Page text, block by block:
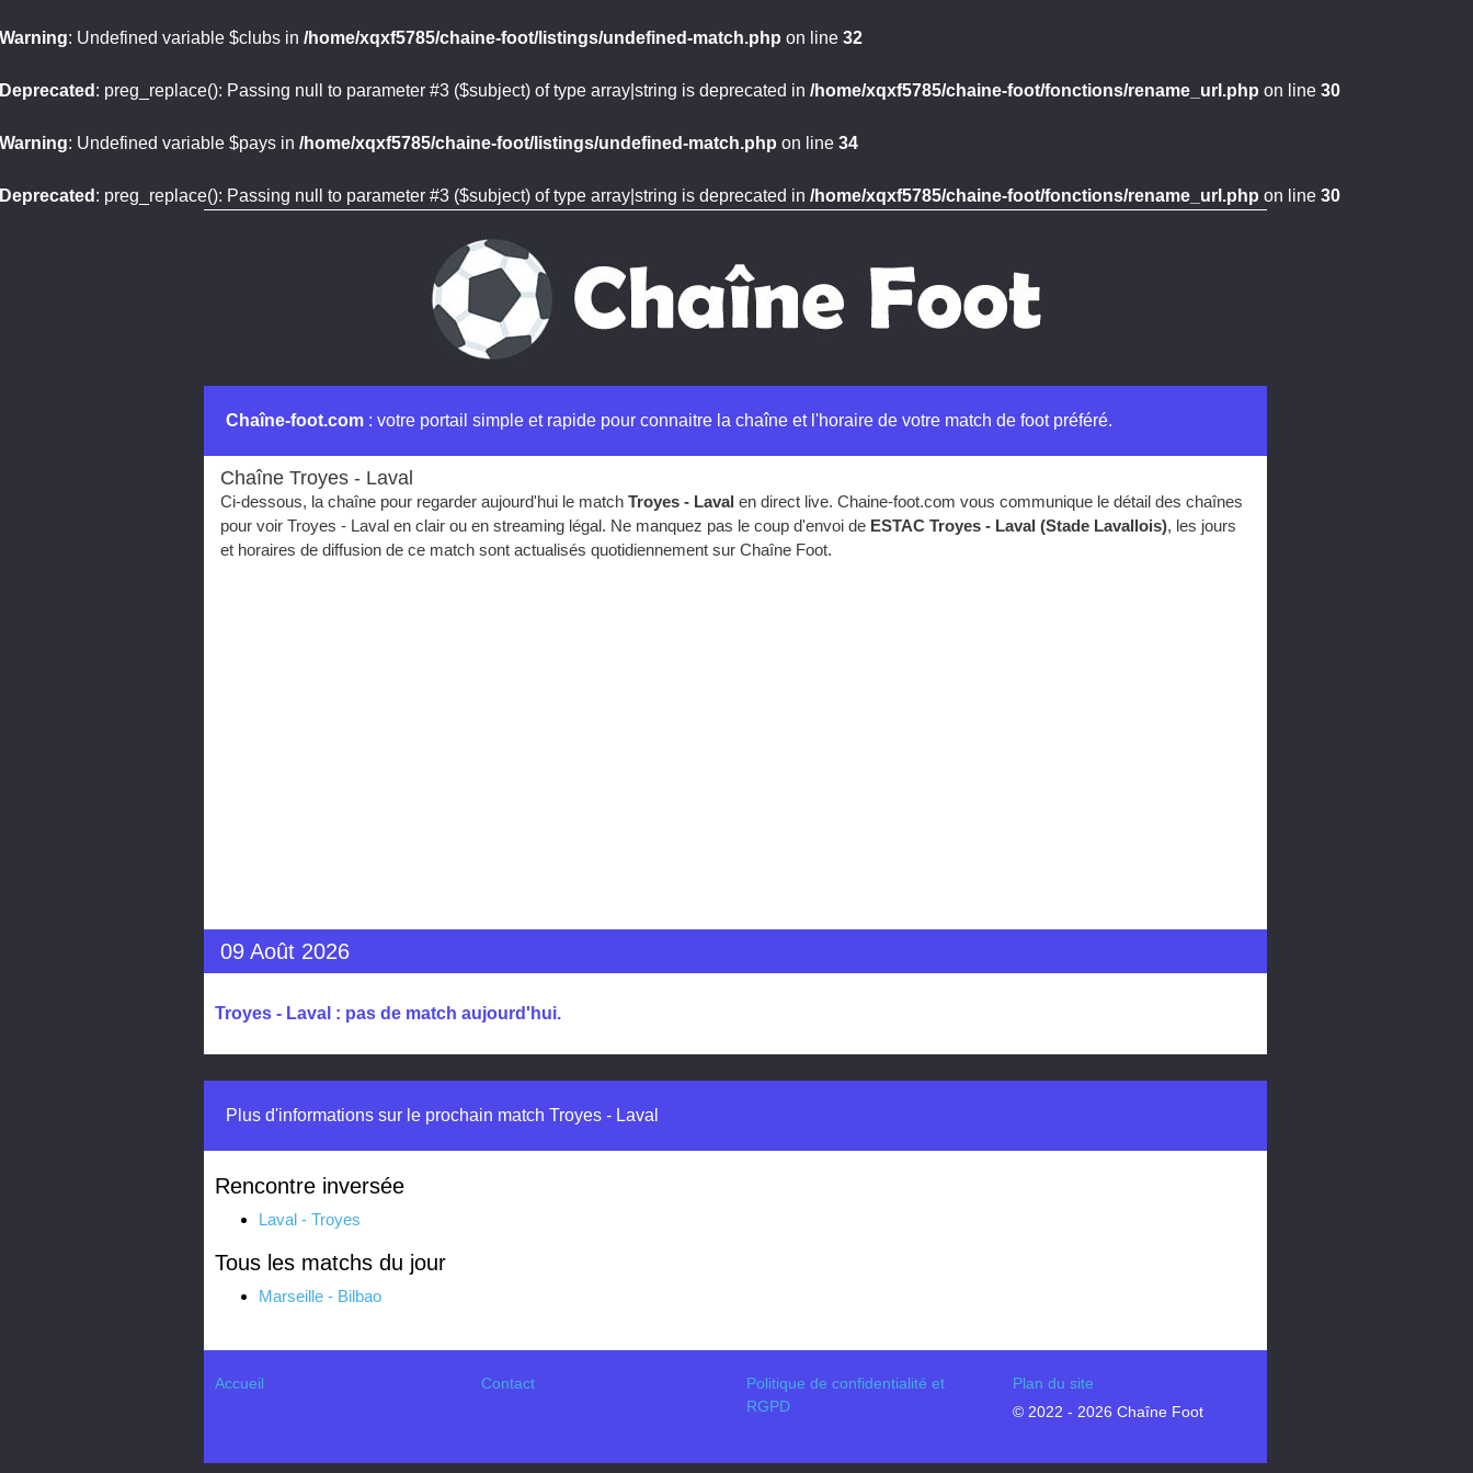
Warning: Undefined variable $clubs in /home/xqxf5785/chaine-foot/listings/undefined-match.php on line 32
Deprecated : preg_replace(): Passing null to parameter #3 ($subject) of type array|string is deprecated in /home/xqxf5785/chaine-foot/fonctions/rename_url.php on line 30
Warning: Undefined variable $pays in /home/xqxf5785/chaine-foot/listings/undefined-match.php on line 34
Deprecated : preg_replace(): Passing null to parameter #3 ($subject) of type array|string is deprecated in /home/xqxf5785/chaine-foot/fonctions/rename_url.php on line 30
Chaîne-foot.com : votre portail simple et rapide pour connaitre la chaîne et l'horaire de votre match de foot préféré.
Chaîne Troyes - Laval
Ci-dessous, la chaîne pour regarder aujourd'hui le match Troyes - Laval en direct live. Chaine-foot.com vous communique le détail des chaînes
pour voir Troyes - Laval en clair ou en streaming légal. Ne manquez pas le coup d'envoi de ESTAC Troyes - Laval (Stade Lavallois), les jours
et horaires de diffusion de ce match sont actualisés quotidiennement sur Chaîne Foot.
09 Août 2026
Troyes - Laval : pas de match aujourd'hui.
Plus d'informations sur le prochain match Troyes - Laval
Rencontre inversée
Laval - Troyes
Tous les matchs du jour
Marseille - Bilbao
Accueil Contact
Politique de confidentialité et
RGPD
Plan du site
© 2022 - 2026 Chaîne Foot